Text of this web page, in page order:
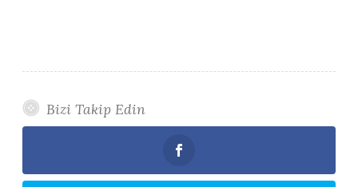
Bizi Takip Edin